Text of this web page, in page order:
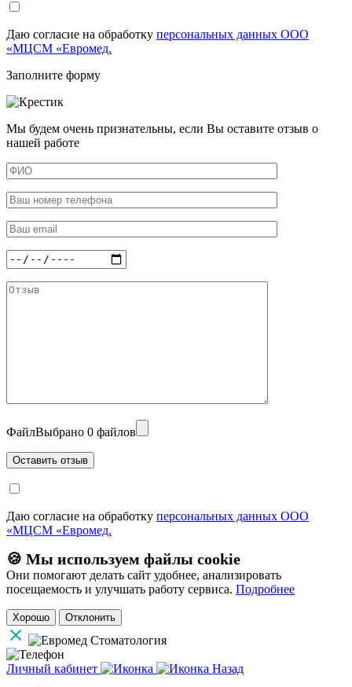
Даю согласие на обработку персональных данных ООО
«МЦСМ «Евромед.
Заполните форму
Мы будем очень признательны, если Вы оставите отзыв о
нашей работе
ФайлВыбрано 0 файлов
Даю согласие на обработку персональных данных ООО
«МЦСМ «Евромед.
🍪 Мы используем файлы cookie
Они помогают делать сайт удобнее, анализировать
посещаемость и улучшать работу сервиса. Подробнее
Хорошо Отклонить
Личный кабинет
Назад